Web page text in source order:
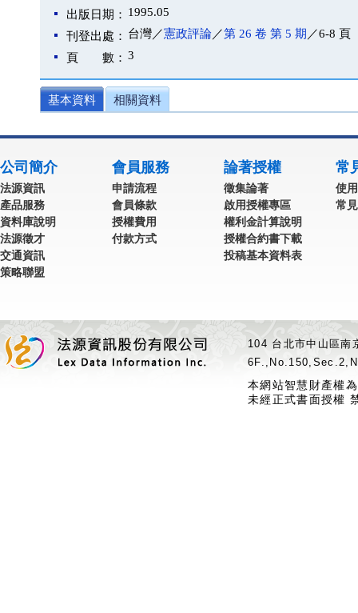
出版日期： 1995.05
刊登出處： 台灣／憲政評論／第 26 卷 第 5 期 ／6-8 頁
頁 數： 3
基本資料 相關資料
公司簡介
法源資訊
產品服務
資料庫說明
法源徵才
交通資訊
策略聯盟
會員服務
申請流程
會員條款
授權費用
付款方式
論著授權
徵集論著
啟用授權專區
權利金計算說明
授權合約書下載
投稿基本資料表
常
使
常
104 台北市中山區
本網站智慧財產權
未經正式書面授權